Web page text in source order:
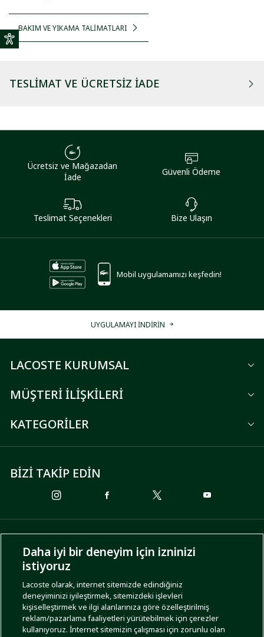
BAKIM VE YIKAMA TALİMATLARI
TESLIMAT VE ÜCRETSIZ İADE
Ücretsiz ve Mağazadan
İade
Güvenli Ödeme
Teslimat Seçenekleri Bize Ulaşın
Mobil uygulamamızı keşfedin!
UYGULAMAYI İNDİRİN
LACOSTE KURUMSAL
MÜŞTERİ İLİŞKİLERİ
KATEGORİLER
BİZİ TAKİP EDİN
ÖDEME SEÇENEKLERİ
KARGO SEÇENEKLERİ
Daha iyi bir deneyim için izninizi
istiyoruz
Lacoste olarak, internet sitemizde edindiğiniz
deneyiminizi iyileştirmek, sitemizdeki işlevleri
kişiselleştirmek ve ilgi alanlarınıza göre özelleştirilmiş
reklam/pazarlama faaliyetleri yürütebilmek için çerezler
kullanıyoruz. İnternet sitemizin çalışması için zorunlu olan